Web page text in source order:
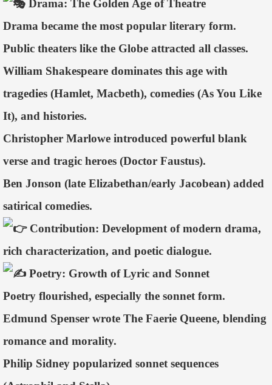
Drama: The Golden Age of Theatre
Drama became the most popular literary form.
Public theaters like the Globe attracted all classes.
William Shakespeare dominates this age with
tragedies (Hamlet, Macbeth), comedies (As You Like
It), and histories.
Christopher Marlowe introduced powerful blank
verse and tragic heroes (Doctor Faustus).
Ben Jonson (late Elizabethan/early Jacobean) added
satirical comedies.
Contribution: Development of modern drama,
rich characterization, and poetic dialogue.
Poetry: Growth of Lyric and Sonnet
Poetry flourished, especially the sonnet form.
Edmund Spenser wrote The Faerie Queene, blending
romance and morality.
Philip Sidney popularized sonnet sequences